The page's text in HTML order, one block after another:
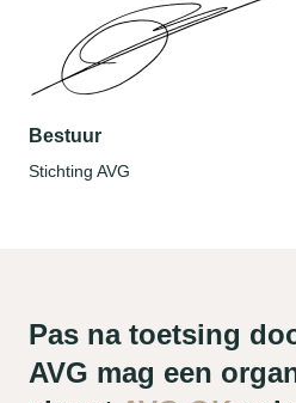
Bestuur
Stichting AVG
Pas na toetsing
AVG mag een